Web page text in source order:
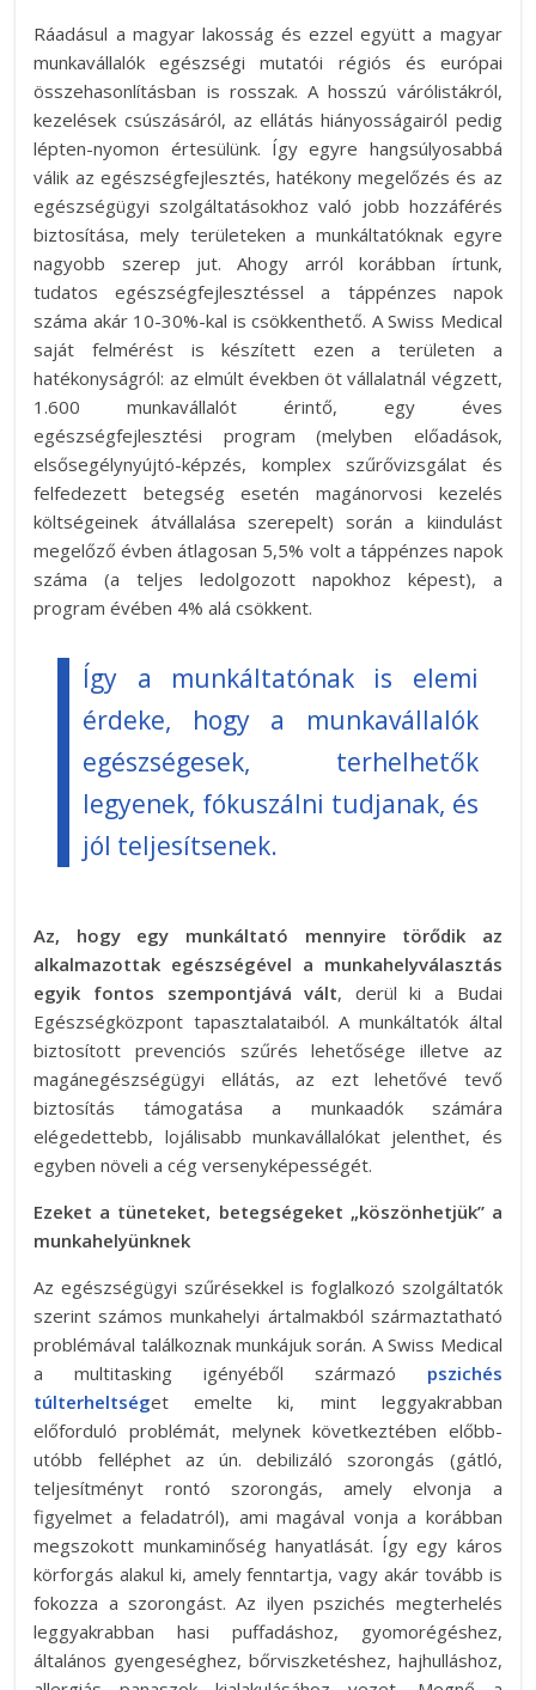
Ráadásul a magyar lakosság és ezzel együtt a magyar
munkavállalók egészségi mutatói régiós és európai
összehasonlításban is rosszak. A hosszú várólistákról,
kezelések csúszásáról, az ellátás hiányosságairól pedig
lépten-nyomon értesülünk. Így egyre hangsúlyosabbá
válik az egészségfejlesztés, hatékony megelőzés és az
egészségügyi szolgáltatásokhoz való jobb hozzáférés
biztosítása, mely területeken a munkáltatóknak egyre
nagyobb szerep jut. Ahogy arról korábban írtunk,
tudatos egészségfejlesztéssel a táppénzes napok
száma akár 10-30%-kal is csökkenthető. A Swiss Medical
saját felmérést is készített ezen a területen a
hatékonyságról: az elmúlt években öt vállalatnál végzett,
1.600 munkavállalót érintő, egy éves
egészségfejlesztési program (melyben előadások,
elsősegélynyújtó-képzés, komplex szűrővizsgálat és
felfedezett betegség esetén magánorvosi kezelés
költségeinek átvállalása szerepelt) során a kiindulást
megelőző évben átlagosan 5,5% volt a táppénzes napok
száma (a teljes ledolgozott napokhoz képest), a
program évében 4% alá csökkent.
Így a munkáltatónak is elemi
érdeke, hogy a munkavállalók
egészségesek, terhelhetők
legyenek, fókuszálni tudjanak, és
jól teljesítsenek.
Az, hogy egy munkáltató mennyire törődik az
alkalmazottak egészségével a munkahelyválasztás
egyik fontos szempontjává vált, derül ki a Budai
Egészségközpont tapasztalataiból. A munkáltatók által
biztosított prevenciós szűrés lehetősége illetve az
magánegészségügyi ellátás, az ezt lehetővé tevő
biztosítás támogatása a munkaadók számára
elégedettebb, lojálisabb munkavállalókat jelenthet, és
egyben növeli a cég versenyképességét.
Ezeket a tüneteket, betegségeket „köszönhetjük” a
munkahelyünknek
Az egészségügyi szűrésekkel is foglalkozó szolgáltatók
szerint számos munkahelyi ártalmakból származtatható
problémával találkoznak munkájuk során. A Swiss Medical
a multitasking igényéből származó pszichés
túlterheltséget emelte ki, mint leggyakrabban
előforduló problémát, melynek következtében előbb-
utóbb felléphet az ún. debilizáló szorongás (gátló,
teljesítményt rontó szorongás, amely elvonja a
figyelmet a feladatról), ami magával vonja a korábban
megszokott munkaminőség hanyatlását. Így egy káros
körforgás alakul ki, amely fenntartja, vagy akár tovább is
fokozza a szorongást. Az ilyen pszichés megterhelés
leggyakrabban hasi puffadáshoz, gyomorégéshez,
általános gyengeséghez, bőrviszketéshez, hajhulláshoz,